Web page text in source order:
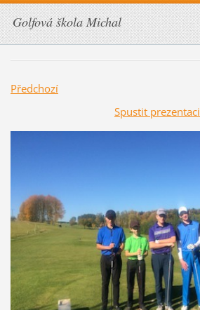
Golfová škola Michal
Předchozí
Spustit prezentaci